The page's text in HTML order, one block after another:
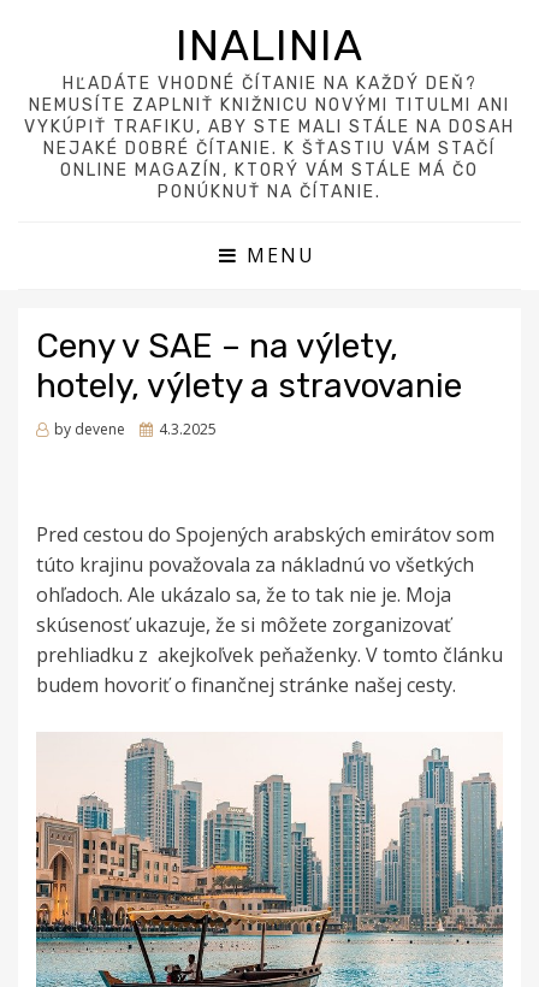
INALINIA
HĽADÁTE VHODNÉ ČÍTANIE NA KAŽDÝ DEŇ?
NEMUSÍTE ZAPLNIŤ KNIŽNICU NOVÝMI TITULMI ANI
VYKÚPIŤ TRAFIKU, ABY STE MALI STÁLE NA DOSAH
NEJAKÉ DOBRÉ ČÍTANIE. K ŠŤASTIU VÁM STAČÍ
ONLINE MAGAZÍN, KTORÝ VÁM STÁLE MÁ ČO
PONÚKNUŤ NA ČÍTANIE.
MENU
Ceny v SAE – na výlety,
hotely, výlety a stravovanie
by devene
Posted
4.3.2025
Pred cestou do Spojených arabských emirátov som
túto krajinu považovala za nákladnú vo všetkých
ohľadoch. Ale ukázalo sa, že to tak nie je. Moja
skúsenosť ukazuje, že si môžete zorganizovať
prehliadku z akejkoľvek peňaženky. V tomto článku
budem hovoriť o finančnej stránke našej cesty.